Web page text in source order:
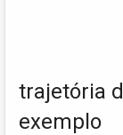
trajetória
exemplo